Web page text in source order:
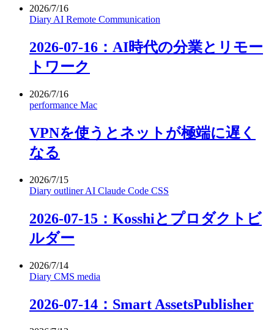
2026/7/16
Diary AI Remote Communication
2026-07-16：AI時代の分業とリモー
トワーク
2026/7/16
performance Mac
VPNを使うとネットが極端に遅く
なる
2026/7/15
Diary outlinerAI Claude Code CSS
2026-07-15：Kosshiとプロダクトビ
ルダー
2026/7/14
Diary CMS media
2026-07-14：Smart AssetsPublisher